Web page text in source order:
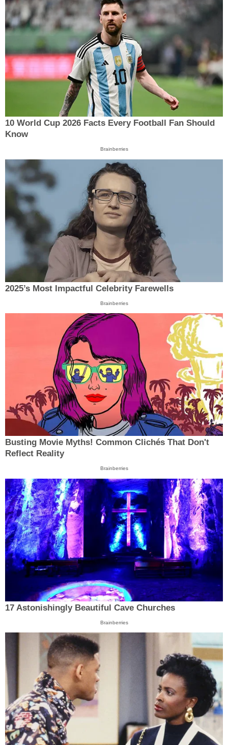
10 World Cup 2026 Facts Every Football Fan Should
Know
Brainberries
2025’s Most Impactful Celebrity Farewells
Brainberries
Busting Movie Myths! Common Clichés That Don't
Reflect Reality
Brainberries
17 Astonishingly Beautiful Cave Churches
Brainberries